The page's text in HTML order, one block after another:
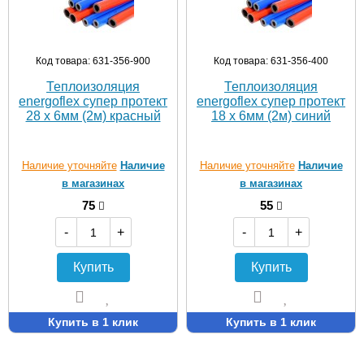
Код товара: 631-356-900
Теплоизоляция
energoflex супер протект
28 х 6мм (2м) красный
Наличие уточняйте Наличие
в магазинах
75
-
+
Купить
Купить в 1 клик
Код товара: 631-356-400
Теплоизоляция
energoflex супер протект
18 х 6мм (2м) синий
Наличие уточняйте Наличие
в магазинах
55
-
+
Купить
Купить в 1 клик